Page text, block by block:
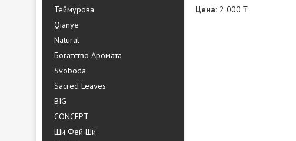
Теймурова
Qianye
Natural
Богатство Аромата
Svoboda
Sacred Leaves
BIG
CONCEPT
Щи Фей Ши
Цена: 2 000 ₸